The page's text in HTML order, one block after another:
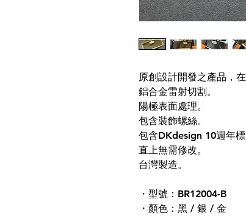
原創設計開發之產品，
鋁合金雷射切割。
陽極表面處理。
包含裝飾螺絲。
包含DKdesign 10週年標
直上無需修改。
台灣製造。
・型號：BR12004-B
・顏色：黑 / 銀 / 金